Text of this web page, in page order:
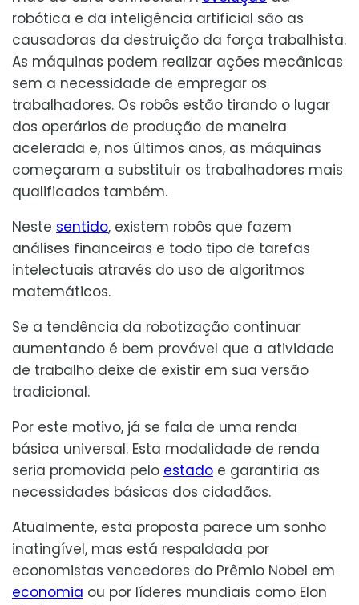
robótica e da inteligência artificial são as
causadoras da destruição da força trabalhista.
As máquinas podem realizar ações mecânicas
sem a necessidade de empregar os
trabalhadores. Os robôs estão tirando o lugar
dos operários de produção de maneira
acelerada e, nos últimos anos, as máquinas
começaram a substituir os trabalhadores mais
qualificados também.
Neste sentido, existem robôs que fazem
análises financeiras e todo tipo de tarefas
intelectuais através do uso de algoritmos
matemáticos.
Se a tendência da robotização continuar
aumentando é bem provável que a atividade
de trabalho deixe de existir em sua versão
tradicional.
Por este motivo, já se fala de uma renda
básica universal. Esta modalidade de renda
seria promovida pelo estado e garantiria as
necessidades básicas dos cidadãos.
Atualmente, esta proposta parece um sonho
inatingível, mas está respaldada por
economistas vencedores do Prêmio Nobel em
economia ou por líderes mundiais como Elon